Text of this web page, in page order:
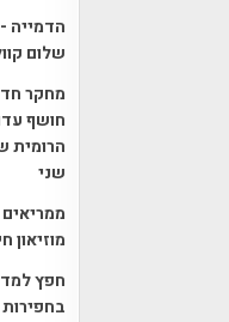
הדמייה
שלום
מחקר
חושף
הרומית
שני
מוזיאון
חפץ